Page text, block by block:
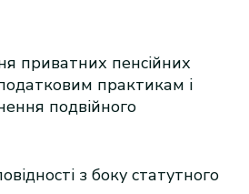
приватних пенсійних
практикам і
подвійного
з боку статутного